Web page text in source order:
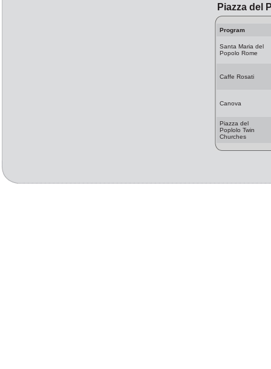
Piazza del
Program
Santa Maria del
Popolo Rome
Caffe Rosati
Canova
Piazza del
Poplolo Twin
Churches